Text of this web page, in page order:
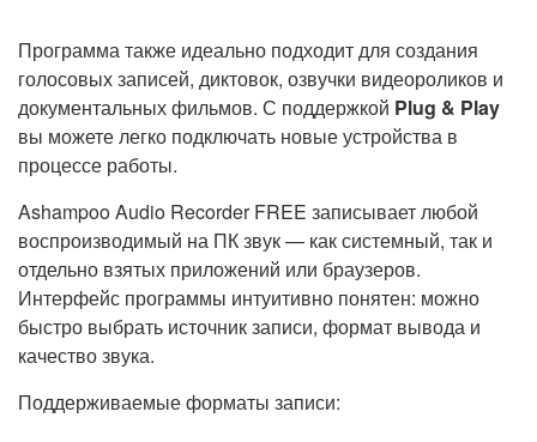
Программа также идеально подходит для создания
голосовых записей, диктовок, озвучки видеороликов и
документальных фильмов. С поддержкой Plug & Play
вы можете легко подключать новые устройства в
процессе работы.
Ashampoo Audio Recorder FREE записывает любой
воспроизводимый на ПК звук — как системный, так и
отдельно взятых приложений или браузеров.
Интерфейс программы интуитивно понятен: можно
быстро выбрать источник записи, формат вывода и
качество звука.
Поддерживаемые форматы записи: